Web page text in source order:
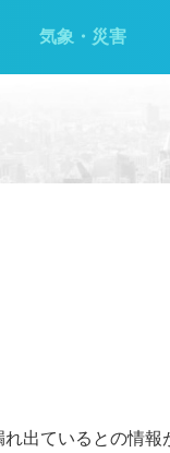
気象・災害
出ているとの情報